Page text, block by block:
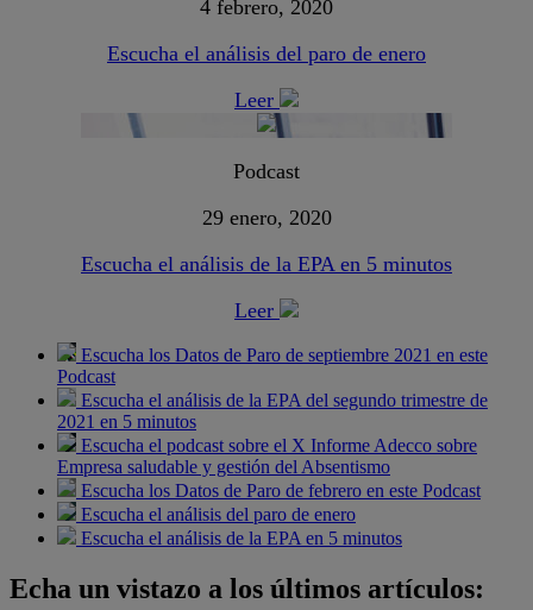
4 febrero, 2020
Escucha el análisis del paro de enero
Leer
Podcast
29 enero, 2020
Escucha el análisis de la EPA en 5 minutos
Leer
Escucha los Datos de Paro de septiembre 2021 en este
Podcast
Escucha el análisis de la EPA del segundo trimestre de
2021 en 5 minutos
Escucha el podcast sobre el X Informe Adecco sobre
Empresa saludable y gestión del Absentismo
Escucha los Datos de Paro de febrero en este Podcast
Escucha el análisis del paro de enero
Escucha el análisis de la EPA en 5 minutos
Echa un vistazo a los últimos artículos: